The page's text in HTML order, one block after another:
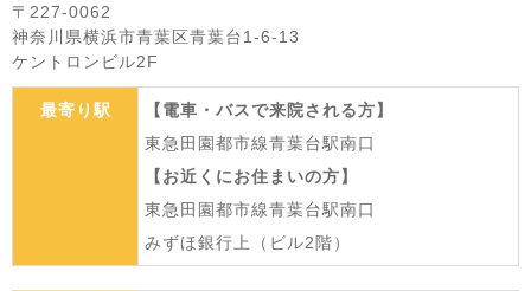
〒227-0062
神奈川県横浜市青葉区青葉台1-6-13
ケントロンビル2F
最寄り駅
【電車・バスで来院される方】
東急田園都市線青葉台駅南口
【お近くにお住まいの方】
東急田園都市線青葉台駅南口
みずほ銀行上（ビル2階）